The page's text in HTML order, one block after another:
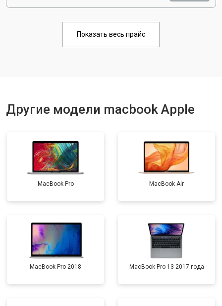
Показать весь прайс
Другие модели macbook Apple
MacBook Pro MacBook Air
MacBook Pro 2018 MacBook Pro 13 2017 года